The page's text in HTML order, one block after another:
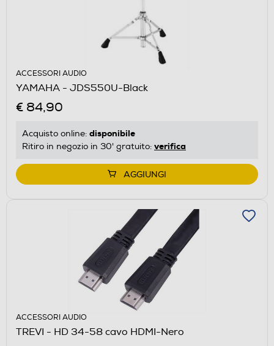
ACCESSORI AUDIO
YAMAHA - JDS550U-Black
€ 84,90
Acquisto online: disponibile
Ritiro in negozio in 30' gratuito: verifica
AGGIUNGI
ACCESSORI AUDIO
TREVI - HD 34-58 cavo HDMI-Nero